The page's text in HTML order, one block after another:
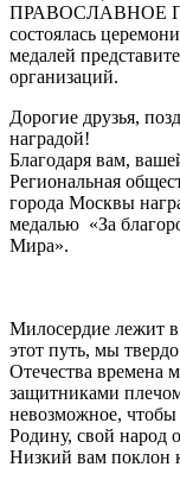
ПРАВОСЛАВНОЕ
состоялась
медалей
организаций.
Дорогие друзья,
наградой!
Благодаря вам,
Региональная
города Москвы
медалью «За
Мира».
Милосердие лежит
этот путь, мы
Отечества времена
защитниками
невозможное,
Родину, свой народ
Низкий вам поклон